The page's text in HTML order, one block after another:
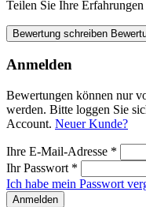
Teilen Sie Ihre
Bewertung schreiben
Anmelden
Bewertungen können nur
werden. Bitte loggen Sie
Account. Neuer Kunde?
Ihre E-Mail-Adresse *
Ihr Passwort *
Ich habe mein Passwort
Anmelden